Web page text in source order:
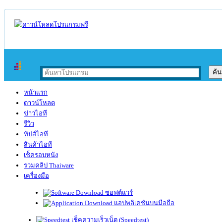
หน้าแรก
ดาวน์โหลด
ข่าวไอที
รีวิว
ทิปส์ไอที
สินค้าไอที
เช็ครอบหนัง
รวมคลิป Thaiware
เครื่องมือ
ซอฟต์แวร์
แอปพลิเคชันบนมือถือ
เช็คความเร็วเน็ต (Speedtest)